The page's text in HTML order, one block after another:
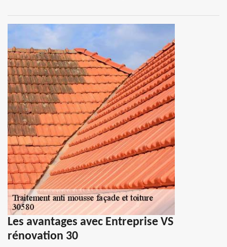
Les avantages avec Entreprise VS
rénovation 30